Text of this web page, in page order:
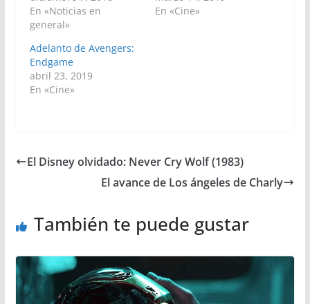
En «Noticias en
general»
En «Cine»
Adelanto de Avengers:
Endgame
abril 23, 2019
En «Cine»
El Disney olvidado: Never Cry Wolf (1983)
El avance de Los ángeles de Charly
También te puede gustar